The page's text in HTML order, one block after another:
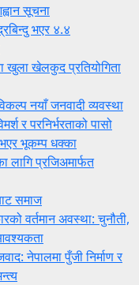
सूचना
भएर ४.४
खुला खेलकुद प्रतियोगिता
नयाँ जनवादी व्यवस्था
र परनिर्भरताको पासो
भूकम्प धक्का
लागि प्रजिअमार्फत
समाज
वर्तमान अवस्था: चुनौती,
नेपालमा पुँजी निर्माण र